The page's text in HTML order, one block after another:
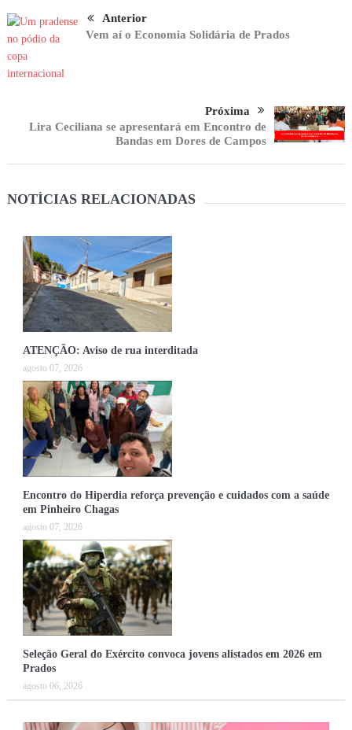
Anterior
Vem aí o Economia Solidária de Prados
Próxima
Lira Ceciliana se apresentará em Encontro de
Bandas em Dores de Campos
NOTÍCIAS RELACIONADAS
ATENÇÃO: Aviso de rua interditada
agosto 07, 2026
Encontro do Hiperdia reforça prevenção e cuidados com a saúde
em Pinheiro Chagas
agosto 07, 2026
Seleção Geral do Exército convoca jovens alistados em 2026 em
Prados
agosto 06, 2026